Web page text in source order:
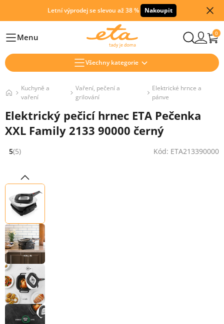
Letní výprodej se slevou až 38 % Nakoupit
HlavníMenu 0
Všechny kategorie
Kuchyně a
vaření
Vaření, pečení a
grilování
Elektrické hrnce a
pánve
Elektrický pečicí hrnec ETA Pečenka
XXL Family 2133 90000 černý
Hodnocení: 5 z 5 (5 recenzí)
5(5) Kód: ETA213390000